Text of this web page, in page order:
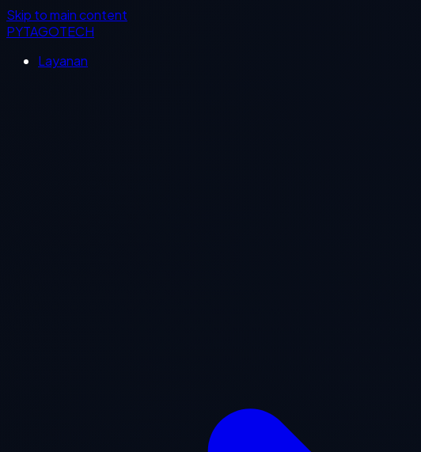
Skip to main content
PYTAGOTECH
Layanan